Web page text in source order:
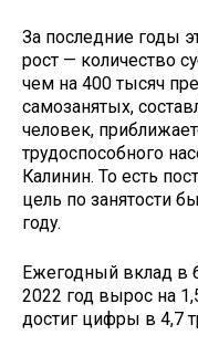
За последние годы
рост — количество
чем на 400 тысяч
самозанятых,
человек,
трудоспособного
Калинин. То есть
цель по занятости
году.
Ежегодный вклад в
2022 год вырос на
достиг цифры в 4,7